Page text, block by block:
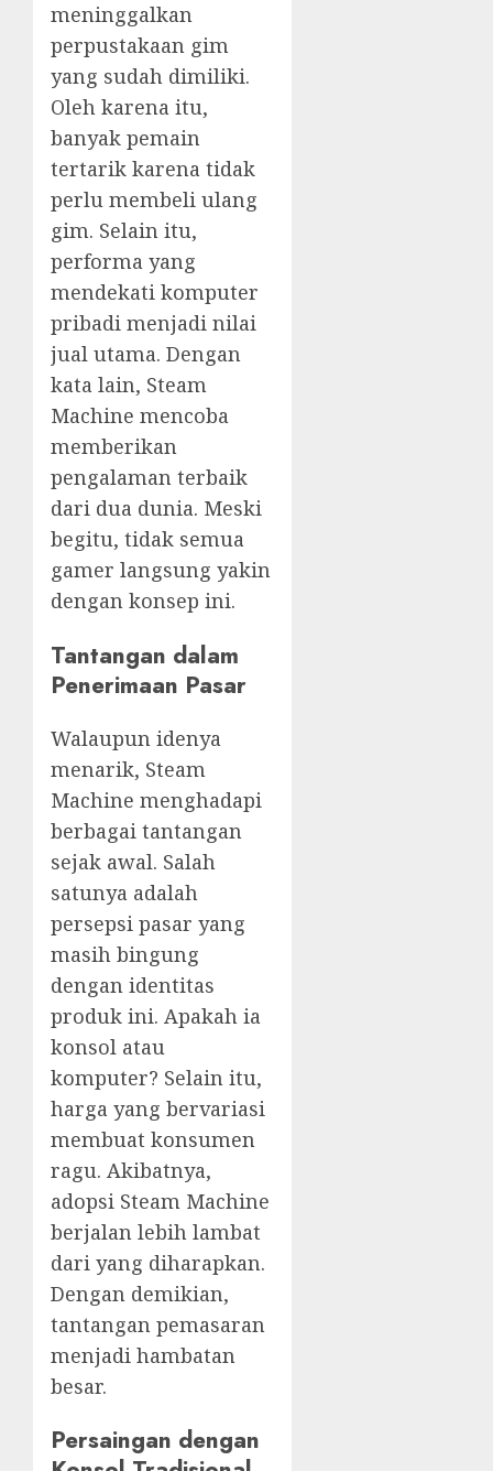
meninggalkan
perpustakaan gim
yang sudah dimiliki.
Oleh karena itu,
banyak pemain
tertarik karena tidak
perlu membeli ulang
gim. Selain itu,
performa yang
mendekati komputer
pribadi menjadi nilai
jual utama. Dengan
kata lain, Steam
Machine mencoba
memberikan
pengalaman terbaik
dari dua dunia. Meski
begitu, tidak semua
gamer langsung yakin
dengan konsep ini.
Tantangan dalam
Penerimaan Pasar
Walaupun idenya
menarik, Steam
Machine menghadapi
berbagai tantangan
sejak awal. Salah
satunya adalah
persepsi pasar yang
masih bingung
dengan identitas
produk ini. Apakah ia
konsol atau
komputer? Selain itu,
harga yang bervariasi
membuat konsumen
ragu. Akibatnya,
adopsi Steam Machine
berjalan lebih lambat
dari yang diharapkan.
Dengan demikian,
tantangan pemasaran
menjadi hambatan
besar.
Persaingan dengan